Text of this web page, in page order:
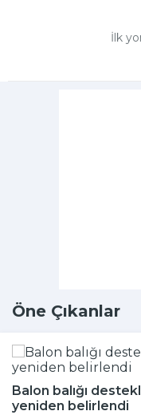
İlk
Öne Çıkanlar
Balon balığı
yeniden belirlendi